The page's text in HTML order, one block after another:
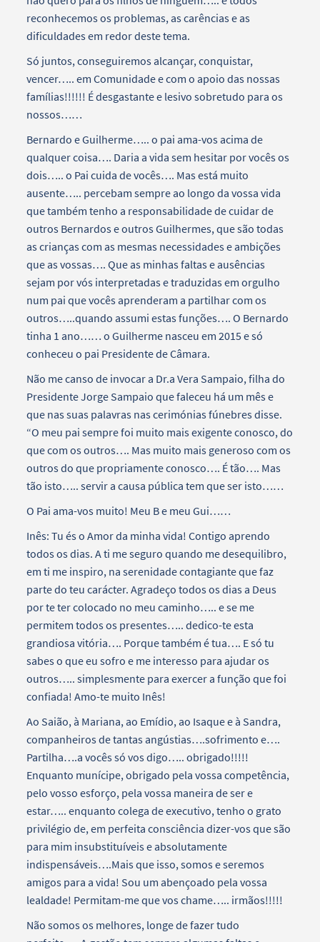
reconhecemos os problemas, as carências e as
dificuldades em redor deste tema.
Só juntos, conseguiremos alcançar, conquistar,
vencer….. em Comunidade e com o apoio das nossas
famílias!!!!!! É desgastante e lesivo sobretudo para os
nossos……
Bernardo e Guilherme….. o pai ama-vos acima de
qualquer coisa…. Daria a vida sem hesitar por vocês os
dois….. o Pai cuida de vocês…. Mas está muito
ausente….. percebam sempre ao longo da vossa vida
que também tenho a responsabilidade de cuidar de
outros Bernardos e outros Guilhermes, que são todas
as crianças com as mesmas necessidades e ambições
que as vossas…. Que as minhas faltas e ausências
sejam por vós interpretadas e traduzidas em orgulho
num pai que vocês aprenderam a partilhar com os
outros…..quando assumi estas funções…. O Bernardo
tinha 1 ano…… o Guilherme nasceu em 2015 e só
conheceu o pai Presidente de Câmara.
Não me canso de invocar a Dr.a Vera Sampaio, filha do
Presidente Jorge Sampaio que faleceu há um mês e
que nas suas palavras nas cerimónias fúnebres disse.
“O meu pai sempre foi muito mais exigente conosco, do
que com os outros…. Mas muito mais generoso com os
outros do que propriamente conosco…. É tão…. Mas
tão isto….. servir a causa pública tem que ser isto……
O Pai ama-vos muito! Meu B e meu Gui……
Inês: Tu és o Amor da minha vida! Contigo aprendo
todos os dias. A ti me seguro quando me desequilibro,
em ti me inspiro, na serenidade contagiante que faz
parte do teu carácter. Agradeço todos os dias a Deus
por te ter colocado no meu caminho….. e se me
permitem todos os presentes….. dedico-te esta
grandiosa vitória…. Porque também é tua…. E só tu
sabes o que eu sofro e me interesso para ajudar os
outros….. simplesmente para exercer a função que foi
confiada! Amo-te muito Inês!
Ao Saião, à Mariana, ao Emídio, ao Isaque e à Sandra,
companheiros de tantas angústias….sofrimento e….
Partilha….a vocês só vos digo….. obrigado!!!!!
Enquanto munícipe, obrigado pela vossa competência,
pelo vosso esforço, pela vossa maneira de ser e
estar….. enquanto colega de executivo, tenho o grato
privilégio de, em perfeita consciência dizer-vos que são
para mim insubstituíveis e absolutamente
indispensáveis….Mais que isso, somos e seremos
amigos para a vida! Sou um abençoado pela vossa
lealdade! Permitam-me que vos chame….. irmãos!!!!!
Não somos os melhores, longe de fazer tudo